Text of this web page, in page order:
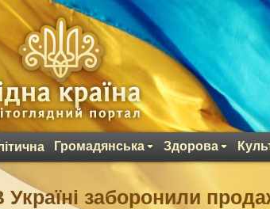
Громадянська Здорова
Україні заборонили